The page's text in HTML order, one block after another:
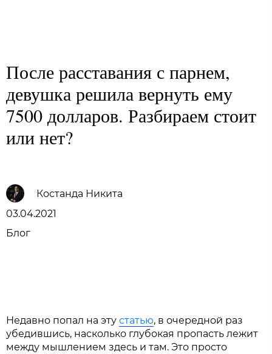
После расставания с парнем,
девушка решила вернуть ему
7500 долларов. Разбираем стоит
или нет?
Костанда Никита
03.04.2021
Блог
Недавно попал на эту статью, в очередной раз
убедившись, насколько глубокая пропасть лежит
между мышлением здесь и там. Это просто